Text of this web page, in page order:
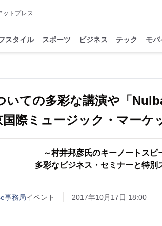
ットプレス
スタイル スポーツ ビジネス テック モバ
いての多彩な講演や「
際ミュージック・マーケ
～村井邦彦氏のキーノートスピ
多彩なビジネス・セミナーと特別
事務局イベント 2017年10月17日 18:00